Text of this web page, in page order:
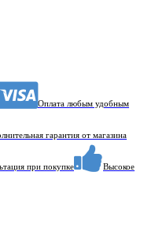
Оплата любым удобным
гарантия от магазина
при покупке Высокое